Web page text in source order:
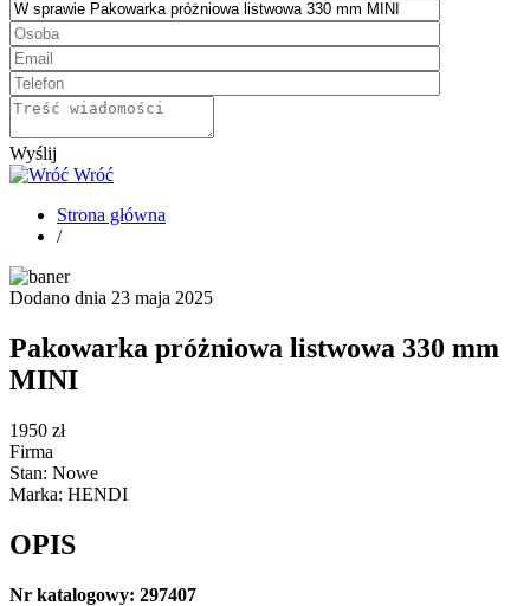
Wyślij
Wróć
Strona główna
/
Dodano dnia 23 maja 2025
Pakowarka próżniowa listwowa 330 mm
MINI
1950 zł
Firma
Stan: Nowe
Marka: HENDI
OPIS
Nr katalogowy: 297407